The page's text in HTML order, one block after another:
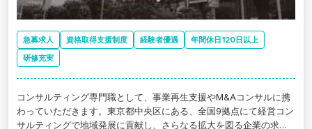
急募求人 資格取得支援制度 経験者優遇
年間休日120日以上
研修充実
コンサルティング専門職として、事業再生支援やМ&Aコンサルに携
わっていただきます。東京都中央区にある、全国9拠点にて経営コン
サルティングで地域発展に貢献し、さらなる拡大を図る企業の求人